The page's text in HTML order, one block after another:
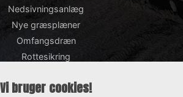
Nedsivningsanlæg
Nye græsplæner
Omfangsdræn
Rottesikring
Støttemure
Vi bruger cookies!